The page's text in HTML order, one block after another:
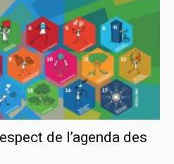
de l’agenda des